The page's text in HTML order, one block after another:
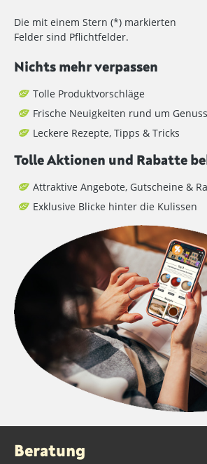
Die mit einem Stern (*) markierten
Felder sind Pflichtfelder.
Nichts mehr verpassen
Tolle Produktvorschläge
Frische Neuigkeiten rund um Genuss
Leckere Rezepte, Tipps & Tricks
Tolle Aktionen und Rabatte
Attraktive Angebote, Gutscheine &
Exklusive Blicke hinter die Kulissen
Beratung